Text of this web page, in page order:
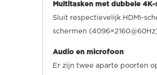
Multitasken met dubbele 4K-
Sluit respectievelijk HDMI-
schermen
Audio en microfoon
Er zijn twee aparte poorten